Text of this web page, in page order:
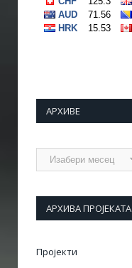
АРХИВЕ
Архиве
АРХИВА ПРОЈЕКАТА
Пројекти